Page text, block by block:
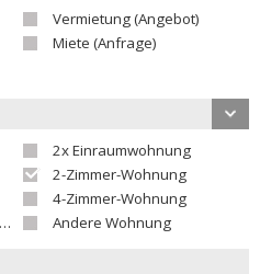
Vermietung (Angebot)
Miete (Anfrage)
2x Einraumwohnung
2-Zimmer-Wohnung
4-Zimmer-Wohnung
Andere Wohnung